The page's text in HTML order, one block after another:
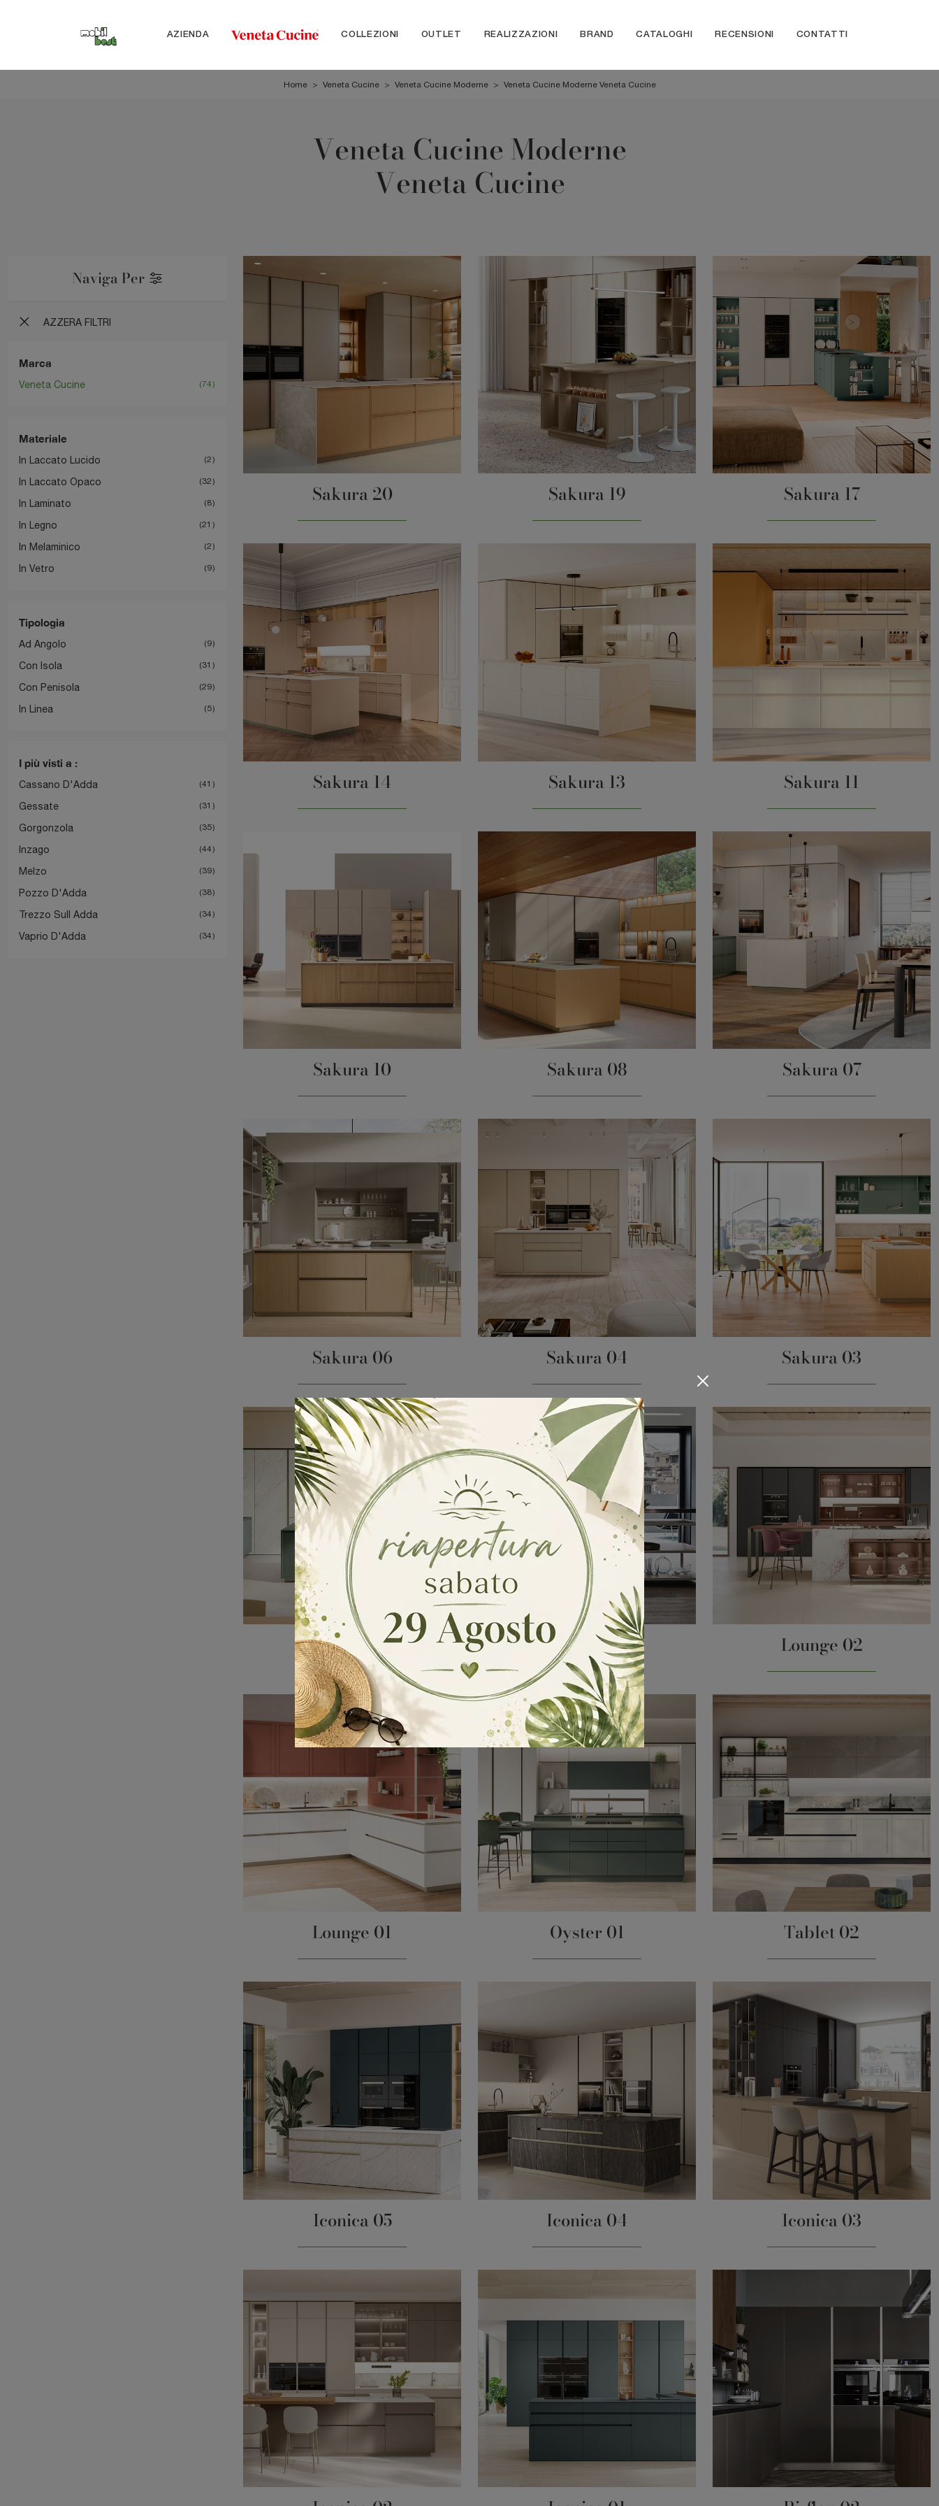
AZIENDA COLLEZIONI OUTLET REALIZZAZIONI BRAND CATALOGHI RECENSIONI CONTATTI
Home > Veneta Cucine > Veneta Cucine Moderne > Veneta Cucine Moderne Veneta Cucine
Veneta Cucine Moderne
Veneta Cucine
Naviga Per
AZZERA FILTRI
Marca
Veneta Cucine 74
Materiale
In Laccato Lucido 2
In Laccato Opaco 32
In Laminato 8
In Legno 21
In Melaminico 2
In Vetro 9
Tipologia
Ad Angolo 9
Con Isola 31
Con Penisola 29
In Linea 5
I più visti a :
Cassano D'Adda 41
Gessate 31
Gorgonzola 35
Inzago 44
Melzo 39
Pozzo D'Adda 38
Trezzo Sull Adda 34
Vaprio D'Adda 34
Sakura 20 Sakura 19 Sakura 17
Sakura 14 Sakura 13 Sakura 11
Sakura 10 Sakura 08 Sakura 07
Sakura 06 Sakura 04 Sakura 03
Sakura 01 Ethica Lounge 02
Lounge 01 Oyster 01 Tablet 02
Iconica 05 Iconica 04 Iconica 03